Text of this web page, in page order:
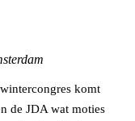
komt
de JDA wat moties